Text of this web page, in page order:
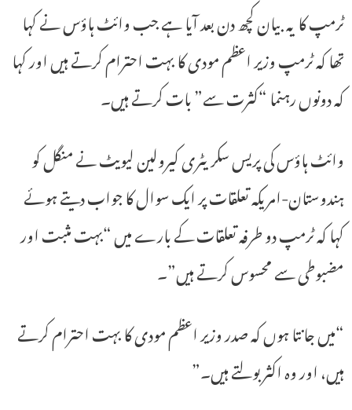
ٹرمپ کا یہ بیان کچھ دن بعد آیا ہے جب وائٹ ہاؤس نے کہا
تھا کہ ٹرمپ وزیر اعظم مودی کا بہت احترام کرتے ہیں اور کہا
کہ دونوں رہنما “کثرت سے” بات کرتے ہیں۔
وائٹ ہاؤس کی پریس سکریٹری کیرولین لیویٹ نے منگل کو
ہندوستان-امریکہ تعلقات پر ایک سوال کا جواب دیتے ہوئے
کہا کہ ٹرمپ دو طرفہ تعلقات کے بارے میں “بہت مثبت اور
مضبوطی سے محسوس کرتے ہیں”۔
“میں جانتا ہوں کہ صدر وزیر اعظم مودی کا بہت احترام کرتے
ہیں، اور وہ اکثر بولتے ہیں۔”